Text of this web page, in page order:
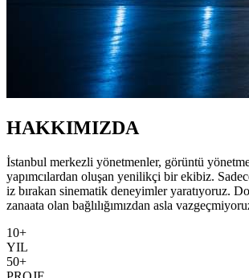
HAKKIMIZDA
İstanbul merkezli yönetmenler, görüntü
yapımcılardan oluşan yenilikçi bir ekibiz.
iz bırakan sinematik deneyimler yaratıyoruz.
zanaata olan bağlılığımızdan asla
10+
YIL
50+